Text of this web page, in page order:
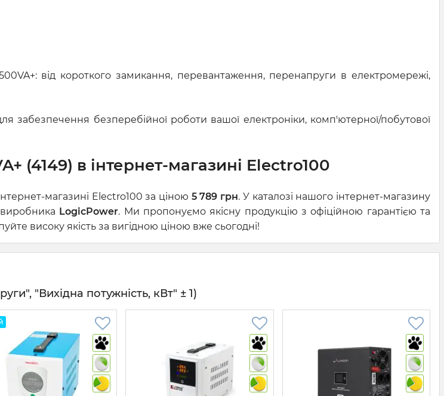
від короткого замикання, перевантаження, перенапруги в електромережі,
забезпечення безперебійної роботи вашої електроніки, комп'ютерної/побутової
(4149) в інтернет-магазині Electro100
магазині Electro100 за ціною 5 789 грн. У каталозі нашого інтернет-магазину
виробника LogicPower. Ми пропонуємо якісну продукцію з офіційною гарантією та
високу якість за вигідною ціною вже сьогодні!
"Вихідна потужність, кВт" ± 1)